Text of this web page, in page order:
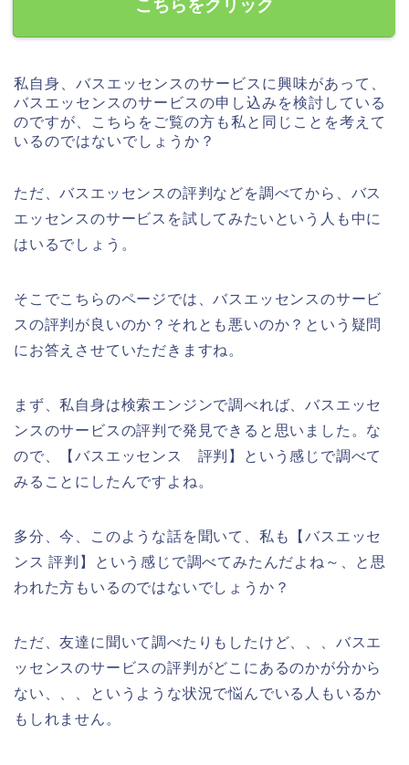
こちらをクリック
私自身、バスエッセンスのサービスに興味があって、
バスエッセンスのサービスの申し込みを検討している
のですが、こちらをご覧の方も私と同じことを考えて
いるのではないでしょうか？
ただ、バスエッセンスの評判などを調べてから、バス
エッセンスのサービスを試してみたいという人も中に
はいるでしょう。
そこでこちらのページでは、バスエッセンスのサービ
スの評判が良いのか？それとも悪いのか？という疑問
にお答えさせていただきますね。
まず、私自身は検索エンジンで調べれば、バスエッセ
ンスのサービスの評判で発見できると思いました。な
ので、【バスエッセンス 評判】という感じで調べて
みることにしたんですよね。
多分、今、このような話を聞いて、私も【バスエッセ
ンス 評判】という感じで調べてみたんだよね～、と思
われた方もいるのではないでしょうか？
ただ、友達に聞いて調べたりもしたけど、、、バスエ
ッセンスのサービスの評判がどこにあるのかが分から
ない、、、というような状況で悩んでいる人もいるか
もしれません。